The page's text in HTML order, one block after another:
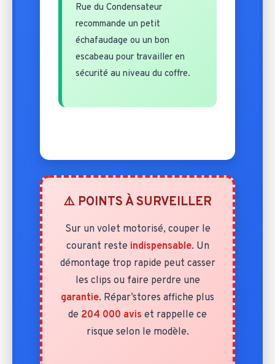
Rue du Condensateur
recommande un petit
échafaudage ou un bon
escabeau pour travailler en
sécurité au niveau du coffre.
⚠️ POINTS À SURVEILLER
Sur un volet motorisé, couper le
courant reste indispensable. Un
démontage trop rapide peut casser
les clips ou faire perdre une
garantie. Répar’stores affiche plus
de 204 000 avis et rappelle ce
risque selon le modèle.